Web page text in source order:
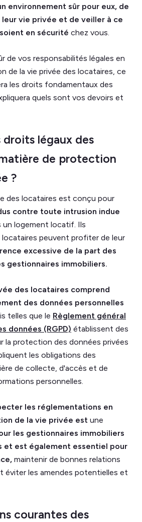
environnement sûr pour eux, de
vie privée et de veiller à ce
en sécurité chez vous.
de vos responsabilités légales en
de la vie privée des locataires, ce
les droits fondamentaux des
quels sont vos devoirs et
droits légaux des
de protection
?
des locataires est conçu pour
contre toute intrusion indue
un logement locatif. Ils
peuvent profiter de leur
excessive de la part des
gestionnaires immobiliers.
des locataires comprend
des données personnelles
telles que le Règlement général
données (RGPD) établissent des
la protection des données privées
les obligations des
de collecte, d'accès et de
personnelles.
les réglementations en
de la vie privée est une
les gestionnaires immobiliers
et est également essentiel pour
maintenir de bonnes relations
éviter les amendes potentielles et
courantes des